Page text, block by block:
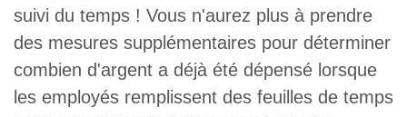
suivi du temps ! Vous n'aurez plus à prendre
des mesures supplémentaires pour déterminer
combien d'argent a déjà été dépensé lorsque
les employés remplissent des feuilles de temps